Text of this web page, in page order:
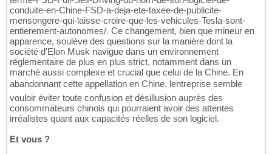
conduite-en-Chine-FSD-a-deja-ete-taxee-de-publicite-
mensongere-qui-laisse-croire-que-les-vehicules-Tesla-sont-
entierement-autonomes/. Ce changement, bien que mineur en
apparence, soulève des questions sur la manière dont la
société d'Elon Musk navigue dans un environnement
réglementaire de plus en plus strict, notamment dans un
marché aussi complexe et crucial que celui de la Chine. En
abandonnant cette appellation en Chine, lentreprise semble
vouloir éviter toute confusion et désillusion auprès des
consommateurs chinois qui pourraient avoir des attentes
irréalistes quant aux capacités réelles de son logiciel.
Et vous ?